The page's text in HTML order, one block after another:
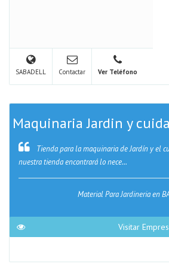
SABADELL Contactar Ver Teléfono
Maquinaria Jardin y
Tienda para la maquinaria de Jardín y el
nuestra tienda encontrará lo nece...
Material Para Jardineria en
Visitar